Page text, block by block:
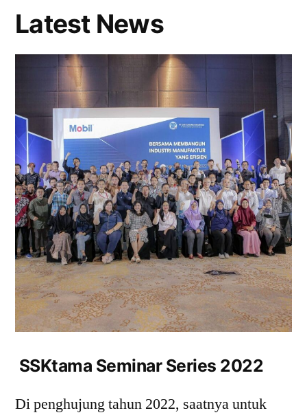
Latest News
SSKtama Seminar Series 2022
Di penghujung tahun 2022, saatnya untuk